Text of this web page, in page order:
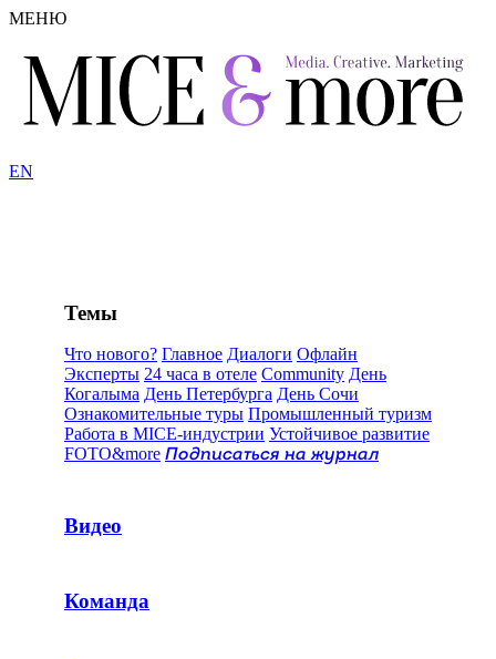
МЕНЮ
EN
Темы
Что нового? Главное Диалоги Офлайн
Эксперты 24 часа в отеле Community День
Когалыма День Петербурга День Сочи
Ознакомительные туры Промышленный туризм
Работа в MICE-индустрии Устойчивое развитие
FOTO&more Подписаться на журнал
Видео
Команда